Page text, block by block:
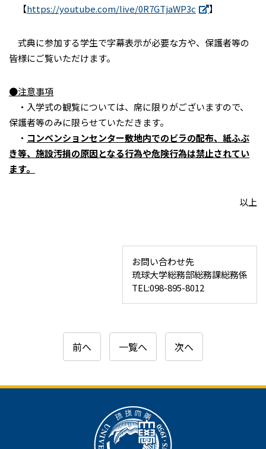
【https://youtube.com/live/0R7GTjaWP3c 】
式典に参加する学生で字幕表示が必要な方や、保護者等の
皆様にご覧いただけます。
●注意事項
・入学式の観覧については、席に限りがございますので、
保護者等のみに限らせていただきます。
・ コンベンションセンター敷地内でのビラの配布、紙ふぶ
き等、施設汚損の原因となる行為や危険行為は禁止されてい
ます。
以上
お問い合わせ先
琉球大学総務部総務課総務係
TEL:098-895-8012
前へ 一覧へ 次へ